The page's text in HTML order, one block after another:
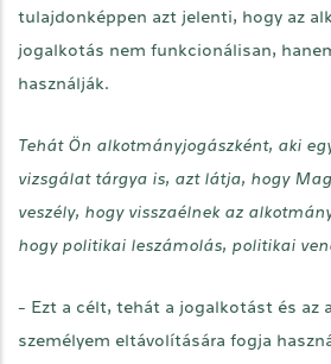
tulajdonképpen azt jelenti, hogy az
jogalkotás nem funkcionálisan,
használják.
Tehát Ön alkotmányjogászként, aki
vizsgálat tárgya is, azt látja, hogy
veszély, hogy visszaélnek az
hogy politikai leszámolás, politikai
- Ezt a célt, tehát a jogalkotást és az
személyem eltávolítására fogja